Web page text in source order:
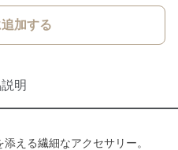
加する
明
える繊細なアクセサリー。